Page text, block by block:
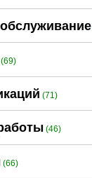
(69)
(71)
(46)
(66)